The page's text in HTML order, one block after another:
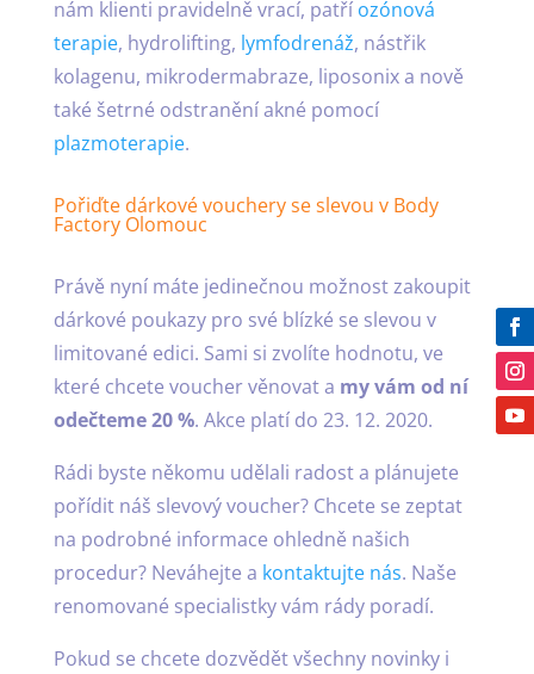
nám klienti pravidelně vrací, patří ozónová
terapie, hydrolifting, lymfodrenáž, nástřik
kolagenu, mikrodermabraze, liposonix a nově
také šetrné odstranění akné pomocí
plazmoterapie.
Pořiďte dárkové vouchery se slevou v Body
Factory Olomouc
Právě nyní máte jedinečnou možnost zakoupit
dárkové poukazy pro své blízké se slevou v
limitované edici. Sami si zvolíte hodnotu, ve
které chcete voucher věnovat a my vám od ní
odečteme 20 %. Akce platí do 23. 12. 2020.
Rádi byste někomu udělali radost a plánujete
pořídit náš slevový voucher? Chcete se zeptat
na podrobné informace ohledně našich
procedur? Neváhejte a kontaktujte nás. Naše
renomované specialistky vám rády poradí.
Pokud se chcete dozvědět všechny novinky i